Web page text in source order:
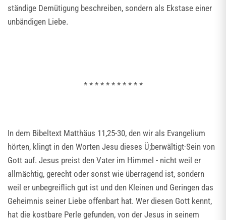
ständige Demütigung beschreiben, sondern als Ekstase einer
unbändigen Liebe.
* * * * * * * * * * *
In dem Bibeltext Matthäus 11,25-30, den wir als Evangelium
hörten, klingt in den Worten Jesu dieses Ü;berwältigt-Sein von
Gott auf. Jesus preist den Vater im Himmel - nicht weil er
allmächtig, gerecht oder sonst wie überragend ist, sondern
weil er unbegreiflich gut ist und den Kleinen und Geringen das
Geheimnis seiner Liebe offenbart hat. Wer diesen Gott kennt,
hat die kostbare Perle gefunden, von der Jesus in seinem